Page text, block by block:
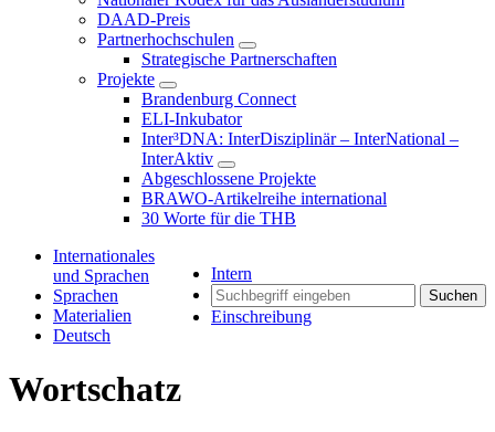
DAAD-Preis
Partnerhochschulen
Strategische Partnerschaften
Projekte
Brandenburg Connect
ELI-Inkubator
Inter³DNA: InterDisziplinär – InterNational –
InterAktiv
Abgeschlossene Projekte
BRAWO-Artikelreihe international
30 Worte für die THB
Intern
Suchen
Einschreibung
Internationales
und Sprachen
Sprachen
Materialien
Deutsch
Wortschatz